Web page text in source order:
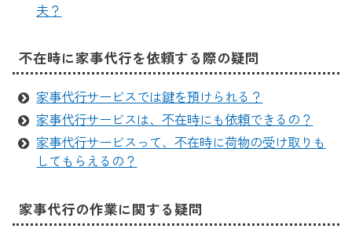
夫？
不在時に家事代行を依頼する際の疑問
家事代行サービスでは鍵を預けられる？
家事代行サービスは、不在時にも依頼できるの？
家事代行サービスって、不在時に荷物の受け取りも
してもらえるの？
家事代行の作業に関する疑問